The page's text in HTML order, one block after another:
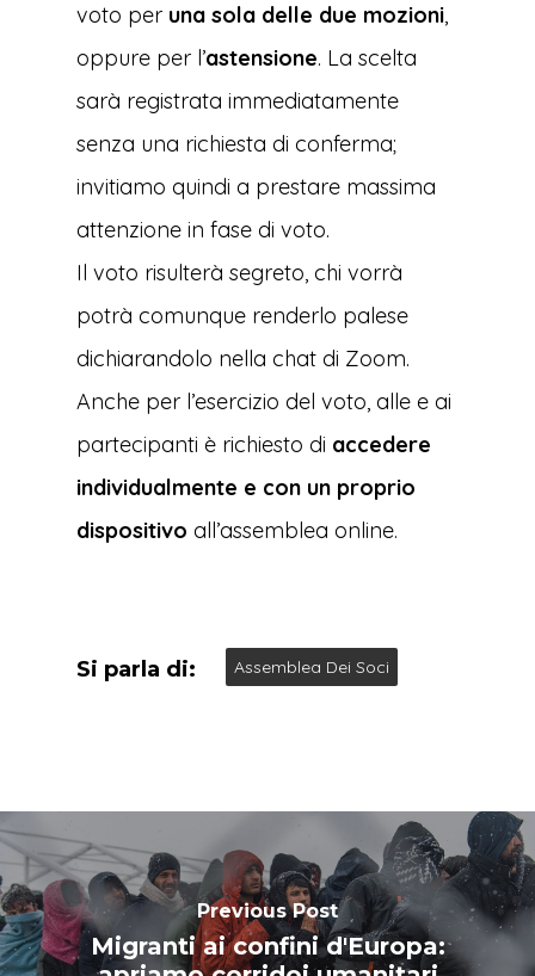
voto per una sola delle due mozioni,
oppure per l’astensione. La scelta
sarà registrata immediatamente
senza una richiesta di conferma;
invitiamo quindi a prestare massima
attenzione in fase di voto.
Il voto risulterà segreto, chi vorrà
potrà comunque renderlo palese
dichiarandolo nella chat di Zoom.
Anche per l’esercizio del voto, alle e ai
partecipanti è richiesto di accedere
individualmente e con un proprio
dispositivo all’assemblea online.
Si parla di: Assemblea Dei Soci
Previous Post
Migranti ai confini d'Europa: